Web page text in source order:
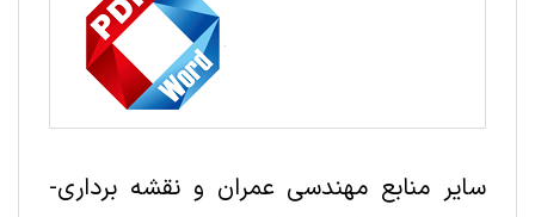
سایر منابع مهندسی عمران و نقشه برداری-